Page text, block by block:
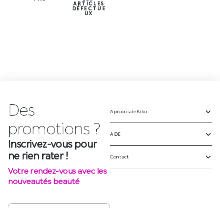
ARTICLES
DÉFECTUE
UX
Des
promotions ?
Inscrivez-vous pour
ne rien rater !
Votre rendez-vous avec les
nouveautés beauté
A propos de Kiko
AIDE
Contact